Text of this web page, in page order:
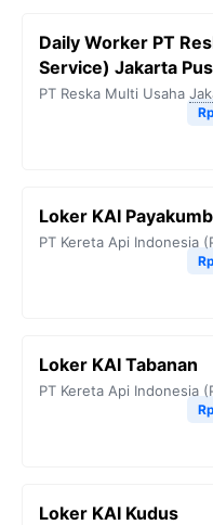
o
o
e
r
r
a
A
Daily Worker PT
Service) Jakarta
PT Reska Multi Usaha
Loker KAI
PT Kereta Api Indonesia
Loker KAI Tabanan
PT Kereta Api Indonesia
Loker KAI Kudus